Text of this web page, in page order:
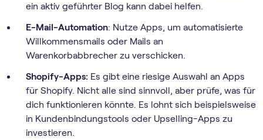
ein aktiv geführter Blog kann dabei helfen.
E-Mail-Automation: Nutze Apps, um automatisierte
Willkommensmails oder Mails an
Warenkorbabbrecher zu verschicken.
Shopify-Apps: Es gibt eine riesige Auswahl an Apps
für Shopify. Nicht alle sind sinnvoll, aber prüfe, was für
dich funktionieren könnte. Es lohnt sich beispielsweise
in Kundenbindungstools oder Upselling-Apps zu
investieren.